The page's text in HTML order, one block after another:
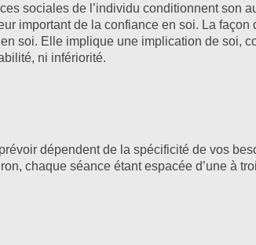
sociales de l’individu conditionnent son
important de la confiance en soi. La façon
soi. Elle implique une implication de soi,
ni infériorité.
dépendent de la spécificité de vos
chaque séance étant espacée d’une à